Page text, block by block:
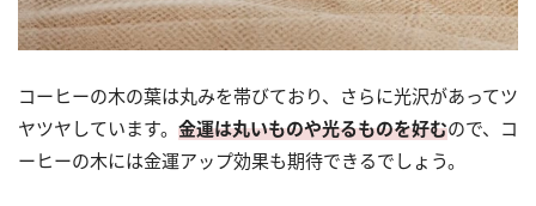
コーヒーの木の葉は丸みを帯びており、さらに光沢があってツ
ヤツヤしています。 金運は丸いものや光るものを好むので、コ
ーヒーの木には金運アップ効果も期待できるでしょう。